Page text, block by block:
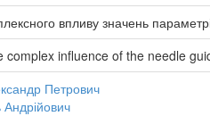
впливу значень
complex influence of the needle
Петрович